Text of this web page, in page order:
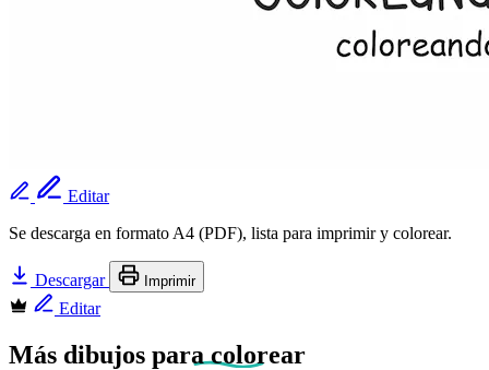
Editar
Se descarga en formato A4 (PDF), lista para imprimir y colorear.
Descargar Imprimir
Editar
Más dibujos para colorear